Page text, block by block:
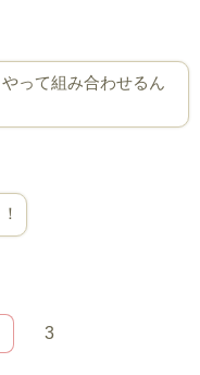
って組み合わせるん
3